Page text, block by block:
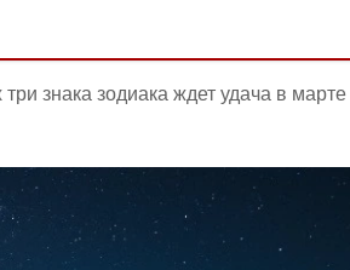
знака зодиака ждет удача в марте